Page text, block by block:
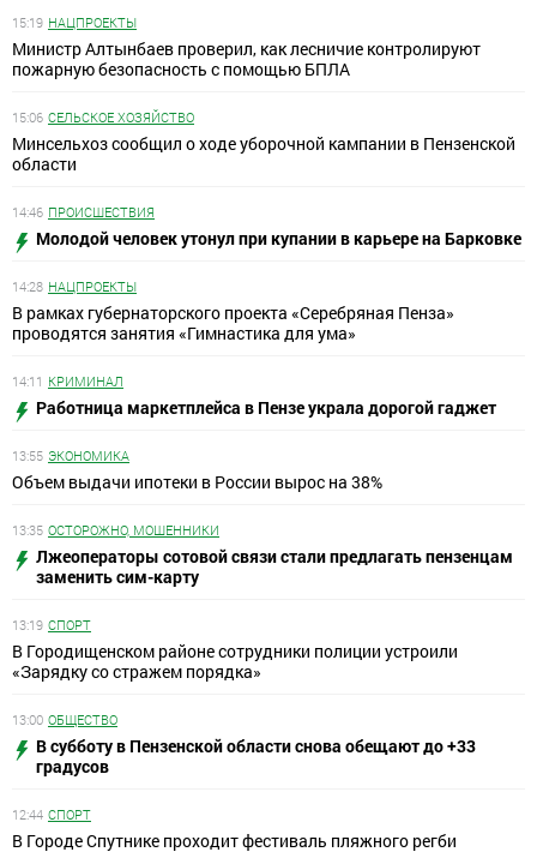
15:19 НАЦПРОЕКТЫ
Министр Алтынбаев проверил, как лесничие контролируют
пожарную безопасность с помощью БПЛА
15:06 СЕЛЬСКОЕ ХОЗЯЙСТВО
Минсельхоз сообщил о ходе уборочной кампании в Пензенской
области
14:46 ПРОИСШЕСТВИЯ
Молодой человек утонул при купании в карьере на Барковке
14:28 НАЦПРОЕКТЫ
В рамках губернаторского проекта «Серебряная Пенза»
проводятся занятия «Гимнастика для ума»
14:11 КРИМИНАЛ
Работница маркетплейса в Пензе украла дорогой гаджет
13:55 ЭКОНОМИКА
Объем выдачи ипотеки в России вырос на 38%
13:35 ОСТОРОЖНО, МОШЕННИКИ
Лжеоператоры сотовой связи стали предлагать пензенцам
заменить сим-карту
13:19 СПОРТ
В Городищенском районе сотрудники полиции устроили
«Зарядку со стражем порядка»
13:00 ОБЩЕСТВО
В субботу в Пензенской области снова обещают до +33
градусов
12:44 СПОРТ
В Городе Спутнике проходит фестиваль пляжного регби